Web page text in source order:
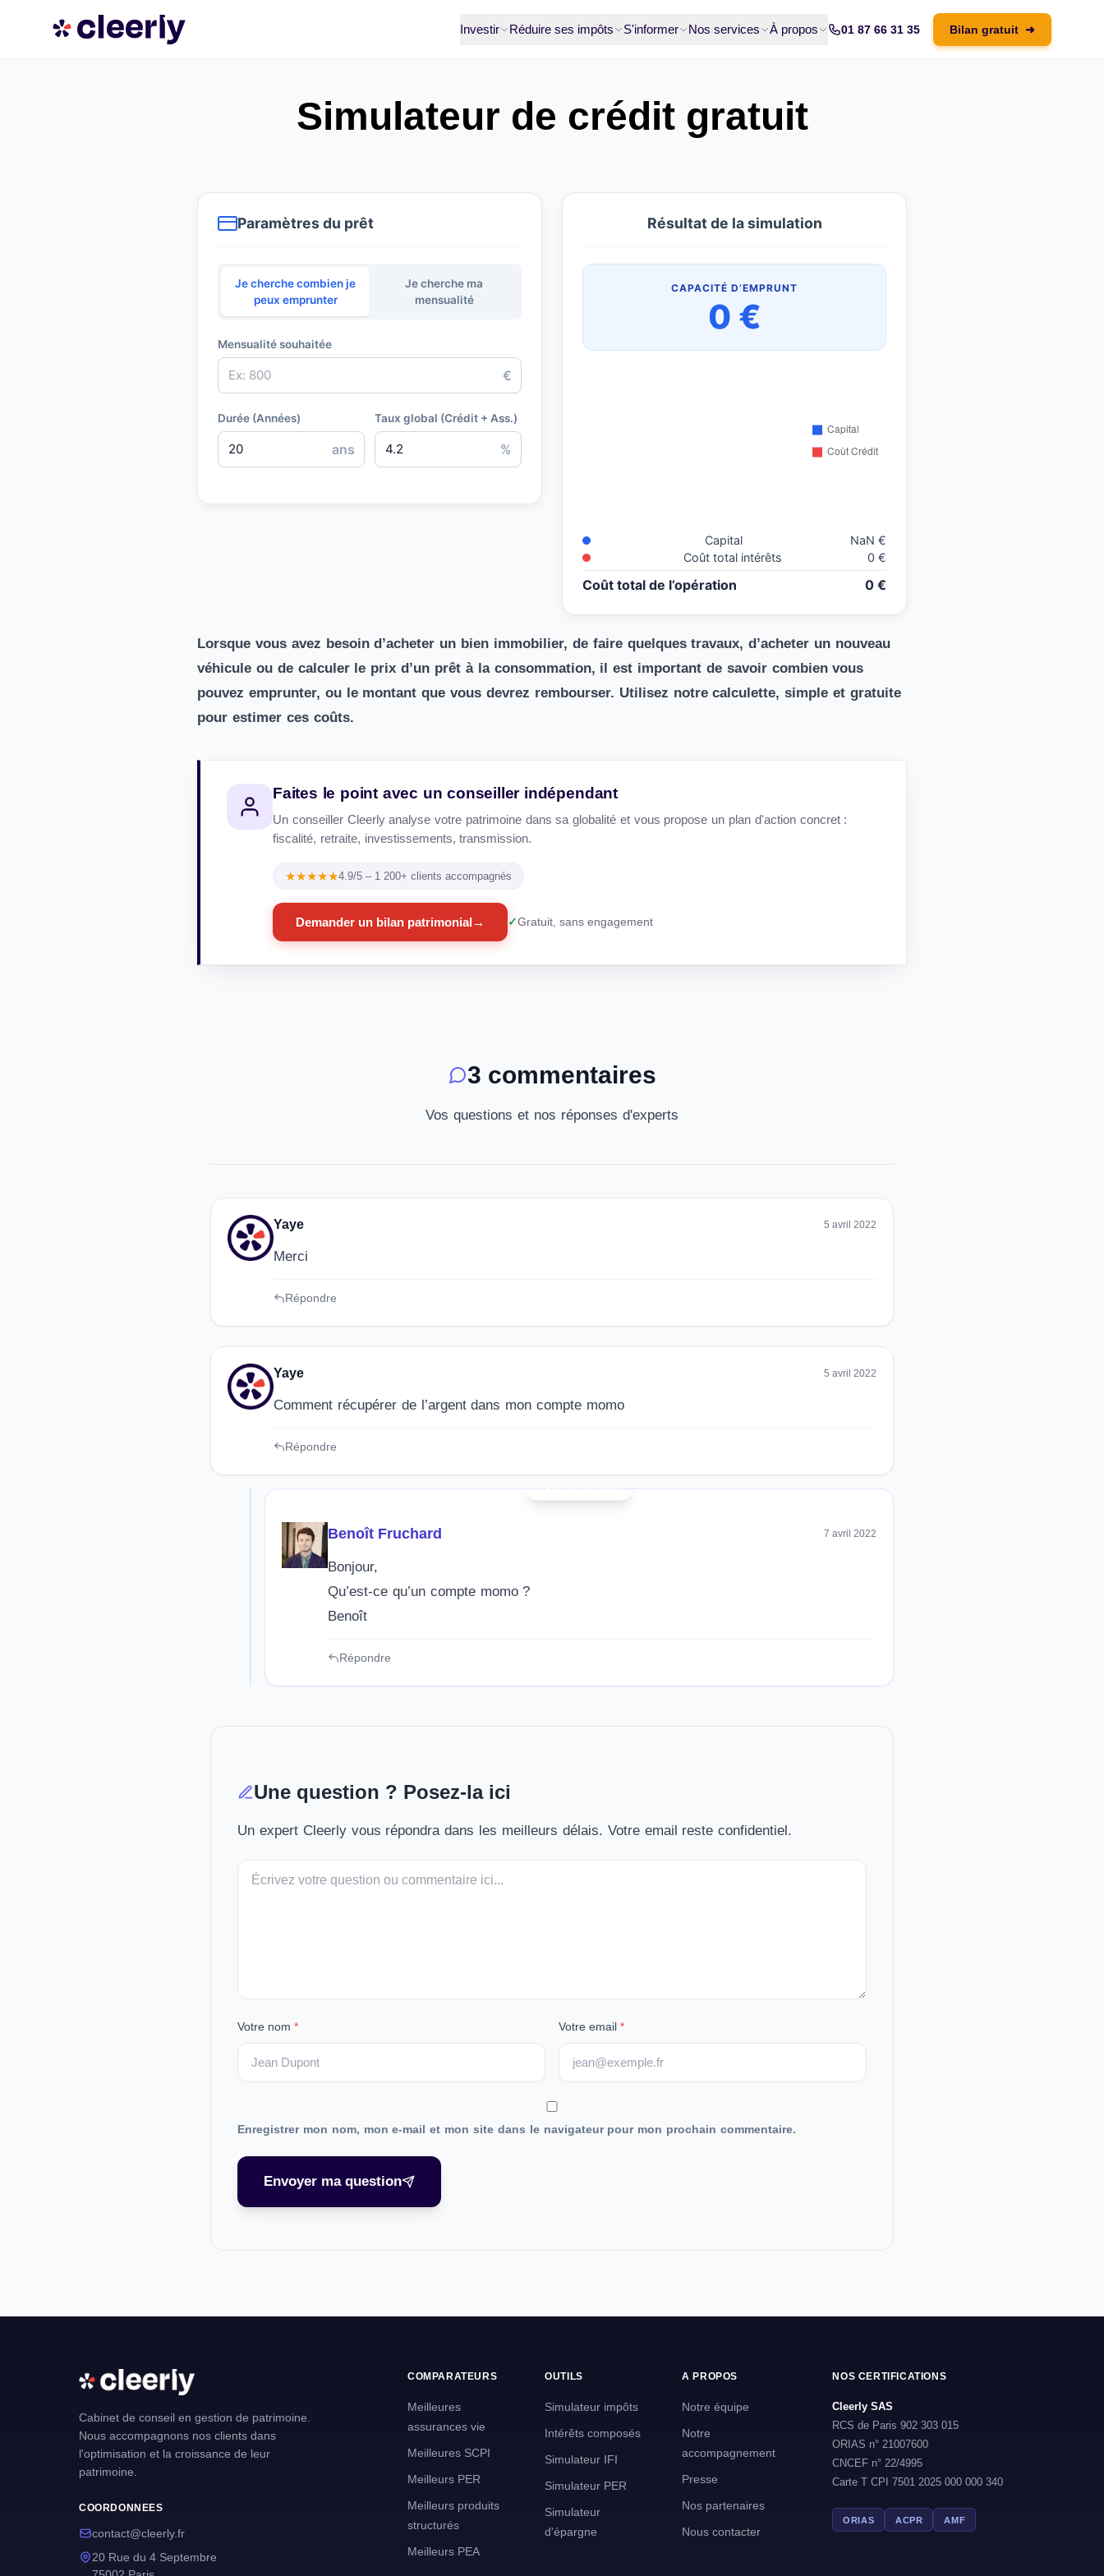
Investir Réduire ses impôts S'informer Nos services À propos 01 87 66 31 35 Bilan gratuit ➜
Simulateur de crédit gratuit
Paramètres du prêt
Je cherche combien je
peux emprunter
Je cherche ma
mensualité
Mensualité souhaitée
€
Durée (Années)
ans
Taux global (Crédit + Ass.)
%
Résultat de la simulation
CAPACITÉ D’EMPRUNT
0 €
Capital
NaN €
Coût total intérêts
0 €
Coût total de l’opération 0 €
Lorsque vous avez besoin d’acheter un bien immobilier, de faire quelques travaux, d’acheter un nouveau
véhicule ou de calculer le prix d’un prêt à la consommation, il est important de savoir combien vous
pouvez emprunter, ou le montant que vous devrez rembourser. Utilisez notre calculette, simple et gratuite
pour estimer ces coûts.
Faites le point avec un conseiller indépendant
Un conseiller Cleerly analyse votre patrimoine dans sa globalité et vous propose un plan d'action concret :
fiscalité, retraite, investissements, transmission.
★★★★★4.9/5 – 1 200+ clients accompagnés
Demander un bilan patrimonial → Gratuit, sans engagement
3 commentaires
Vos questions et nos réponses d'experts
Yaye 5 avril 2022
Merci
Répondre
Yaye 5 avril 2022
Comment récupérer de l’argent dans mon compte momo
Répondre
Benoît Fruchard 7 avril 2022
Bonjour,
Qu’est-ce qu’un compte momo ?
Benoît
Répondre
Une question ? Posez-la ici
Un expert Cleerly vous répondra dans les meilleurs délais. Votre email reste confidentiel.
Votre
message
Votre nom * Votre email *
Enregistrer mon nom, mon e-mail et mon site dans le navigateur pour mon prochain commentaire.
Envoyer ma question
Cabinet de conseil en gestion de patrimoine.
Nous accompagnons nos clients dans
l'optimisation et la croissance de leur
patrimoine.
COORDONNEES
contact@cleerly.fr
20 Rue du 4 Septembre
COMPARATEURS
Meilleures
assurances vie
Meilleures SCPI
Meilleurs PER
Meilleurs produits
structurés
Meilleurs PEA
OUTILS
Simulateur impôts
Intérêts composés
Simulateur IFI
Simulateur PER
Simulateur
d'épargne
A PROPOS
Notre équipe
Notre
accompagnement
Presse
Nos partenaires
Nous contacter
NOS CERTIFICATIONS
Cleerly SAS
RCS de Paris 902 303 015
ORIAS n° 21007600
CNCEF n° 22/4995
Carte T CPI 7501 2025 000 000 340
ORIAS ACPR AMF